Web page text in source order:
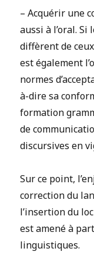
– Acquérir une
aussi à l’oral. Si
diffèrent de ceux
est également
normes
à-dire sa
formation
de
discursives en
Sur ce point,
correction du
l’insertion du
est amené à
linguistiques.